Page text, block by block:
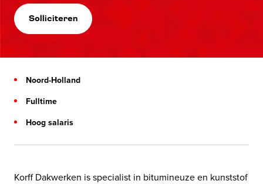
Solliciteren
Noord-Holland
Fulltime
Hoog salaris
Korff Dakwerken is specialist in bitumineuze en kunststof